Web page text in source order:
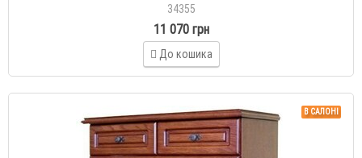
34355
11 070 грн
До кошика
В САЛОНІ